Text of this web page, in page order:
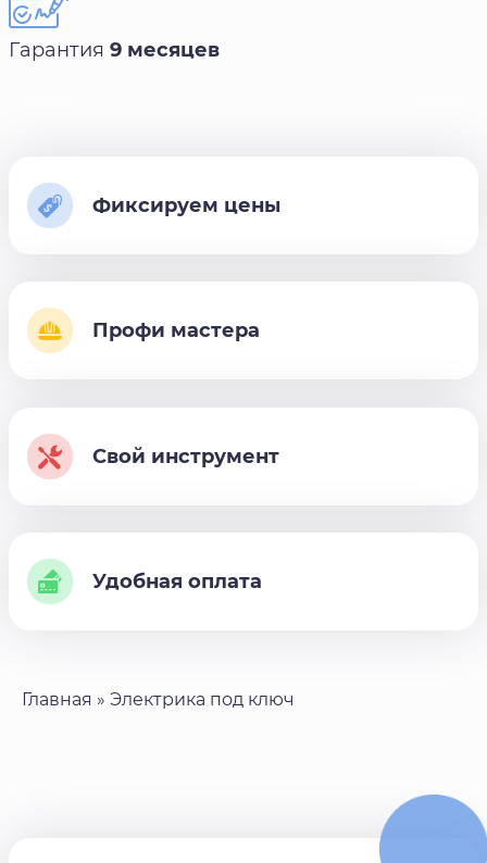
Гарантия 9 месяцев
Фиксируем цены
Профи мастера
Свой инструмент
Удобная оплата
Главная » Электрика под ключ